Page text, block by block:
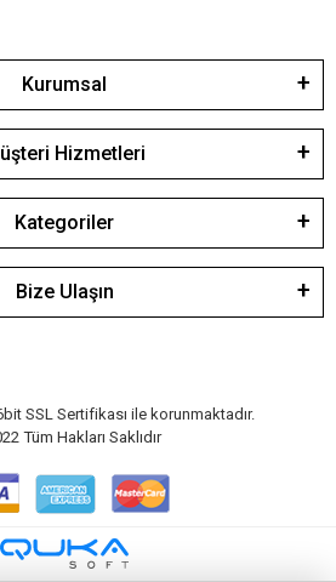
Kurumsal
Hizmetleri
Kategoriler
Bize Ulaşın
SSL Sertifikası ile korunmaktadır.
Tüm Hakları Saklıdır